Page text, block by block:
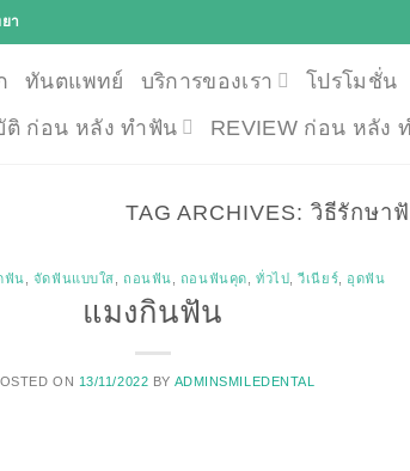
า
ทันตแพทย์ บริการของเรา โปรโมชั่น
ติ ก่อน หลัง ทำฟัน
REVIEW ก่อน หลัง
TAG ARCHIVES: วิธีรักษา
ฟัน จัดฟันแบบใส ถอนฟัน ถอนฟันคุด ทั่วไป ,วีเนียร์ อุดฟัน
แมงกินฟัน
ON 13/11/2022 BY ADMINSMILEDENTAL